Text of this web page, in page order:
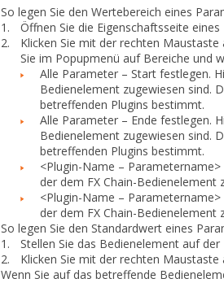
So legen Sie den Wertebereich eines
1.
Öffnen Sie die Eigenschaftsseite
2.
Klicken Sie mit der rechten
Sie im Popupmenü auf Bereiche und
Alle Parameter – Start festlegen.
Bedienelement zugewiesen sind.
betreffenden Plugins bestimmt.
Alle Parameter – Ende festlegen.
Bedienelement zugewiesen sind.
betreffenden Plugins bestimmt.
<Plugin-Name – Parametername>
der dem FX Chain-Bedienelement
<Plugin-Name – Parametername>
der dem FX Chain-Bedienelement
So legen Sie den Standardwert eines
1.
Stellen Sie das Bedienelement auf
2.
Klicken Sie mit der rechten
Wenn Sie auf das betreffende